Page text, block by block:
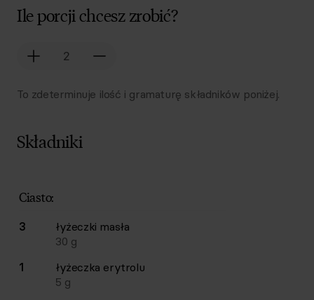
Ile porcji chcesz zrobić?
To zdeterminuje ilość i gramaturę składników poniżej.
Składniki
Ciasto:
3 łyżeczki masła
30 g
1
łyżeczka erytrolu
5 g